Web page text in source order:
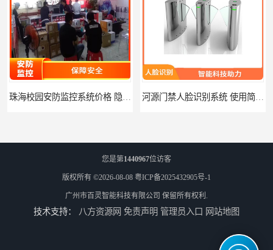
您是第1440967位访客
版权所有 ©2026-08-08 粤ICP备2025432905号-1
广州市百灵智能科技有限公司 保留所有权利.
技术支持： 八方资源网 免责声明 管理员入口 网站地图